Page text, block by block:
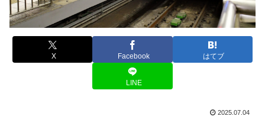
X Facebook はてブ
LINE
2025.07.04